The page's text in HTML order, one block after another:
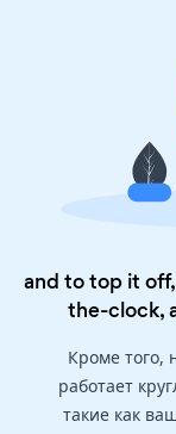
and to top it off,
the-clock,
Кроме
работает
такие как